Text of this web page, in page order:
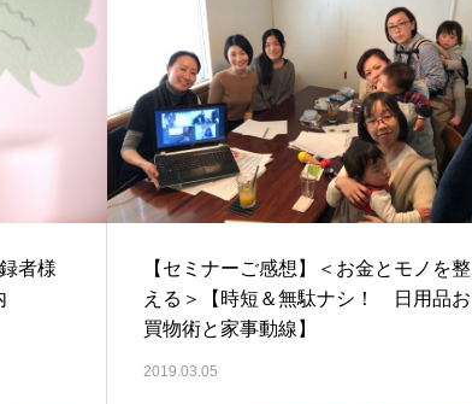
者様
【セミナーご感想】＜お金とモノを整
える＞【時短＆無駄ナシ！ 日用品お
買物術と家事動線】
2019.03.05